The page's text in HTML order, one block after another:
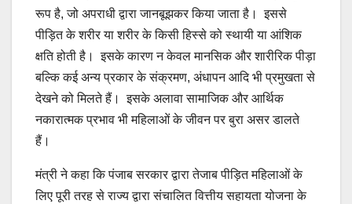
रूप है, जो अपराधी द्वारा जानबूझकर किया जाता है। इससे
पीड़ित के शरीर या शरीर के किसी हिस्से को स्थायी या आंशिक
क्षति होती है। इसके कारण न केवल मानसिक और शारीरिक पीड़ा
बल्कि कई अन्य प्रकार के संक्रमण, अंधापन आदि भी प्रमुखता से
देखने को मिलते हैं। इसके अलावा सामाजिक और आर्थिक
नकारात्मक प्रभाव भी महिलाओं के जीवन पर बुरा असर डालते
हैं।
मंत्री ने कहा कि पंजाब सरकार द्वारा तेजाब पीड़ित महिलाओं के
लिए पूरी तरह से राज्य द्वारा संचालित वित्तीय सहायता योजना के